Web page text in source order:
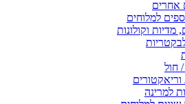
אחרים
למלוחים
וקולונות
חול
וריאקטורים
למרינה